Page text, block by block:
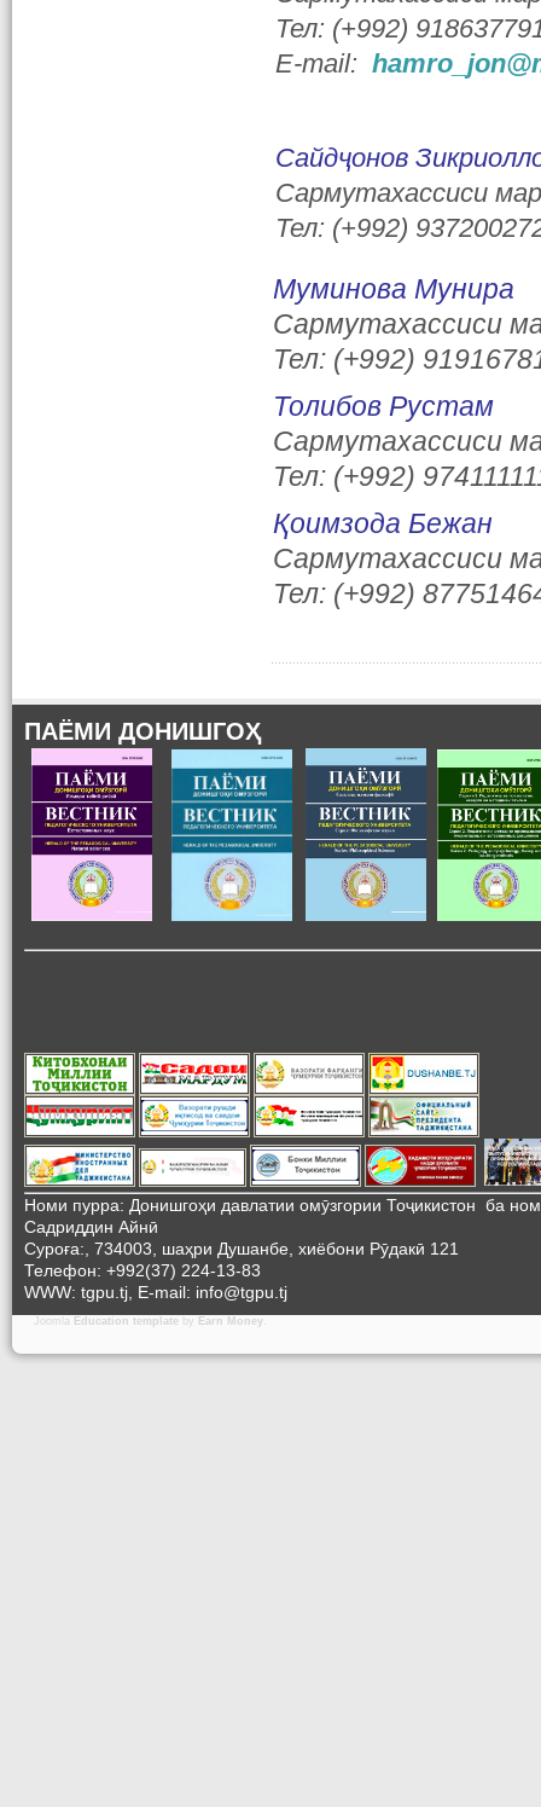
Тел: (+992)
E-mail:
Сайдҷонов
Сармутахассиси
Тел: (+992)
Муминова Мунира
Сармутахассиси
Тел: (+992)
Толибов Рустам
Сармутахассиси
Тел: (+992)
Қоимзода Бежан
Сармутахассиси
Тел: (+992)
ПАЁМИ ДОНИШГОҲ
Номи пурра: Донишгоҳи давлатии омӯзгории Тоҷикистон ба
Садриддин Айнӣ
Суроға:, 734003, шаҳри Душанбе, хиёбони Рӯдакӣ 121
Телефон: +992(37) 224-13-83
WWW: tgpu.tj, E-mail: info@tgpu.tj
Joomla Education template by Earn Money